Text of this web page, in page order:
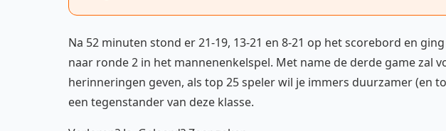
Na 52 minuten stond er 21-19, 13-21 en 8-21 op het scorebord en
naar ronde 2 in het mannenenkelspel. Met name de derde game zal
herinneringen geven, als top 25 speler wil je immers duurzamer (en
een tegenstander van deze klasse.